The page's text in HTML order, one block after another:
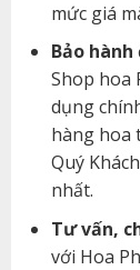
mức giá
Bảo
Shop hoa
dụng
hàng hoa
Quý
nhất.
Tư vấn,
với Hoa